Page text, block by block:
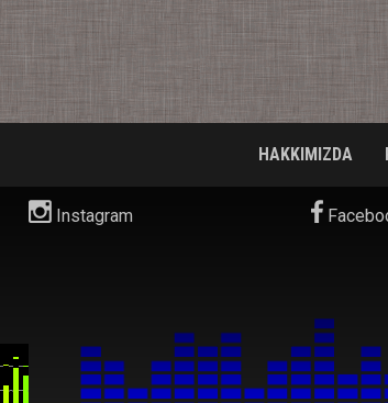
HAKKIMIZDA
Instagram